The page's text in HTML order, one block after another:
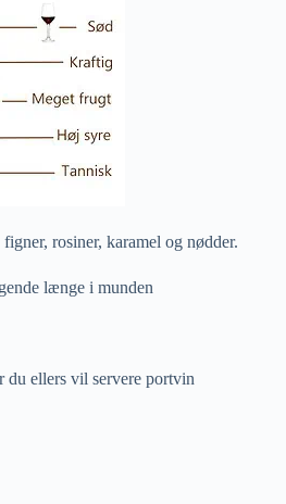
rosiner, karamel og nødder.
længe i munden
du ellers vil servere portvin